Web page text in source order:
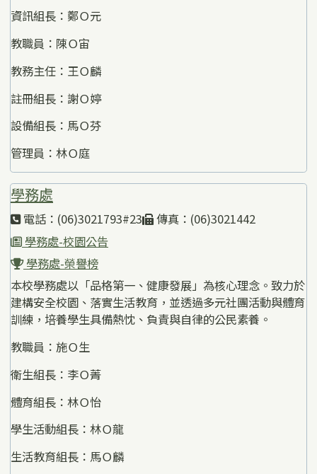
資訊組長：鄭Ｏ元
教職員：陳Ｏ宙
教務主任：王Ｏ麟
註冊組長：謝Ｏ婷
設備組長：馬Ｏ芬
管理員：林Ｏ庭
學務處
電話：(06)3021793#23
傳真：(06)3021442
學務處-校園公告
學務處-榮譽榜
本校學務處以「品格第一、健康發展」為核心理念。致力於
建構安全校園、落實生活教育，並透過多元社團活動與體育
訓練，培養學生具備熱忱、負責與自律的公民素養。
教職員：施Ｏ生
衛生組長：李Ｏ菁
體育組長：林Ｏ怡
學生活動組長：林Ｏ龍
生活教育組長：馬Ｏ麟